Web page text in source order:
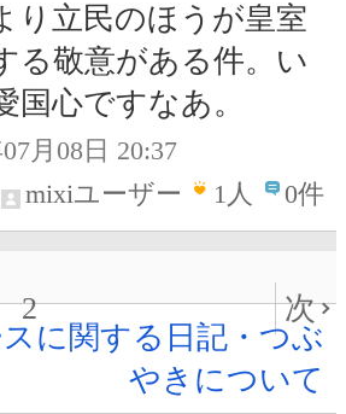
り立民のほうが皇室
る敬意がある件。い
国心ですなあ。
月08日 20:37
mixiユーザー
1人 0件
2
次
に関する日記・つぶ
やきについて